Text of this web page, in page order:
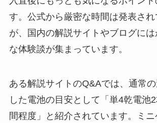
す。公式から厳密な時間は発表さ
が、国内の解説サイトやブログに
な体験談が集まっています。
ある解説サイトのQ&Aでは、通常
した電池の目安として「単4乾電池
間程度」と紹介されています。ミ